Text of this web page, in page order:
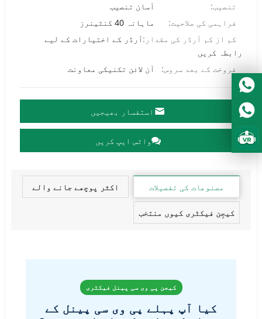
تنصیب:
آسان تنصیب
فراہمی کی صلاحیت:
ماہانہ 40 کنٹینرز
کم از کم آرڈر کی مقدار:آرڈر کے اختیارات کے لیے
رابطہ کریں
فروخت کے بعد سروس:
آن لائن تکنیکی معاونت
استفسار بھیجیں
واٹس ایپ کریں
مصنوعات کی تفصیلات
اکثر پوچھے جانے والے
کیجِن فیکٹری کیوں منتخب
کیجن پی وی سی پینل فیکٹری
کیا آپ پہلے پی وی سی پینل کے